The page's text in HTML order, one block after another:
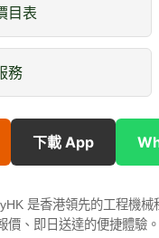
目表
務
下載 App
是香港領先的工程機
價、即日送達的便捷體驗。